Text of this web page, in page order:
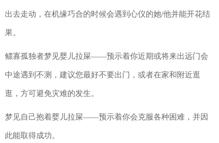
出去走动，在机缘巧合的时候会遇到心仪的她/他并能开花结
果。
鳏寡孤独者梦见婴儿拉屎——预示着你近期或将来出远门会
中途遇到不测，建议您最好不要出门，或者在家和附近逛
逛，方可避免灾难的发生。
梦见自己抱着婴儿拉屎——预示着你会克服各种困难，并因
此能取得成功。